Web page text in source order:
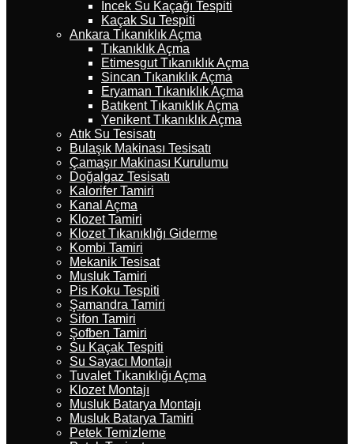
İncek Su Kaçağı Tespiti
Kaçak Su Tespiti
Ankara Tıkanıklık Açma
Tıkanıklık Açma
Etimesgut Tıkanıklık Açma
Sincan Tıkanıklık Açma
Eryaman Tıkanıklık Açma
Batıkent Tıkanıklık Açma
Yenikent Tıkanıklık Açma
Atık Su Tesisatı
Bulaşık Makinası Tesisatı
Çamaşır Makinası Kurulumu
Doğalgaz Tesisatı
Kalorifer Tamiri
Kanal Açma
Klozet Tamiri
Klozet Tıkanıklığı Giderme
Kombi Tamiri
Mekanik Tesisat
Musluk Tamiri
Pis Koku Tespiti
Şamandra Tamiri
Sifon Tamiri
Şofben Tamiri
Su Kaçak Tespiti
Su Sayacı Montajı
Tuvalet Tıkanıklığı Açma
Klozet Montajı
Musluk Batarya Montajı
Musluk Batarya Tamiri
Petek Temizleme